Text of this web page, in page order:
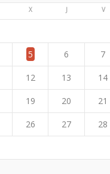
X J V
5 6 7
12 13 14
19 20 21
26 27 28